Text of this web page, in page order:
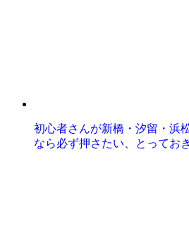
初心者さんが新橋・汐留・浜
なら必ず押さたい、とってお